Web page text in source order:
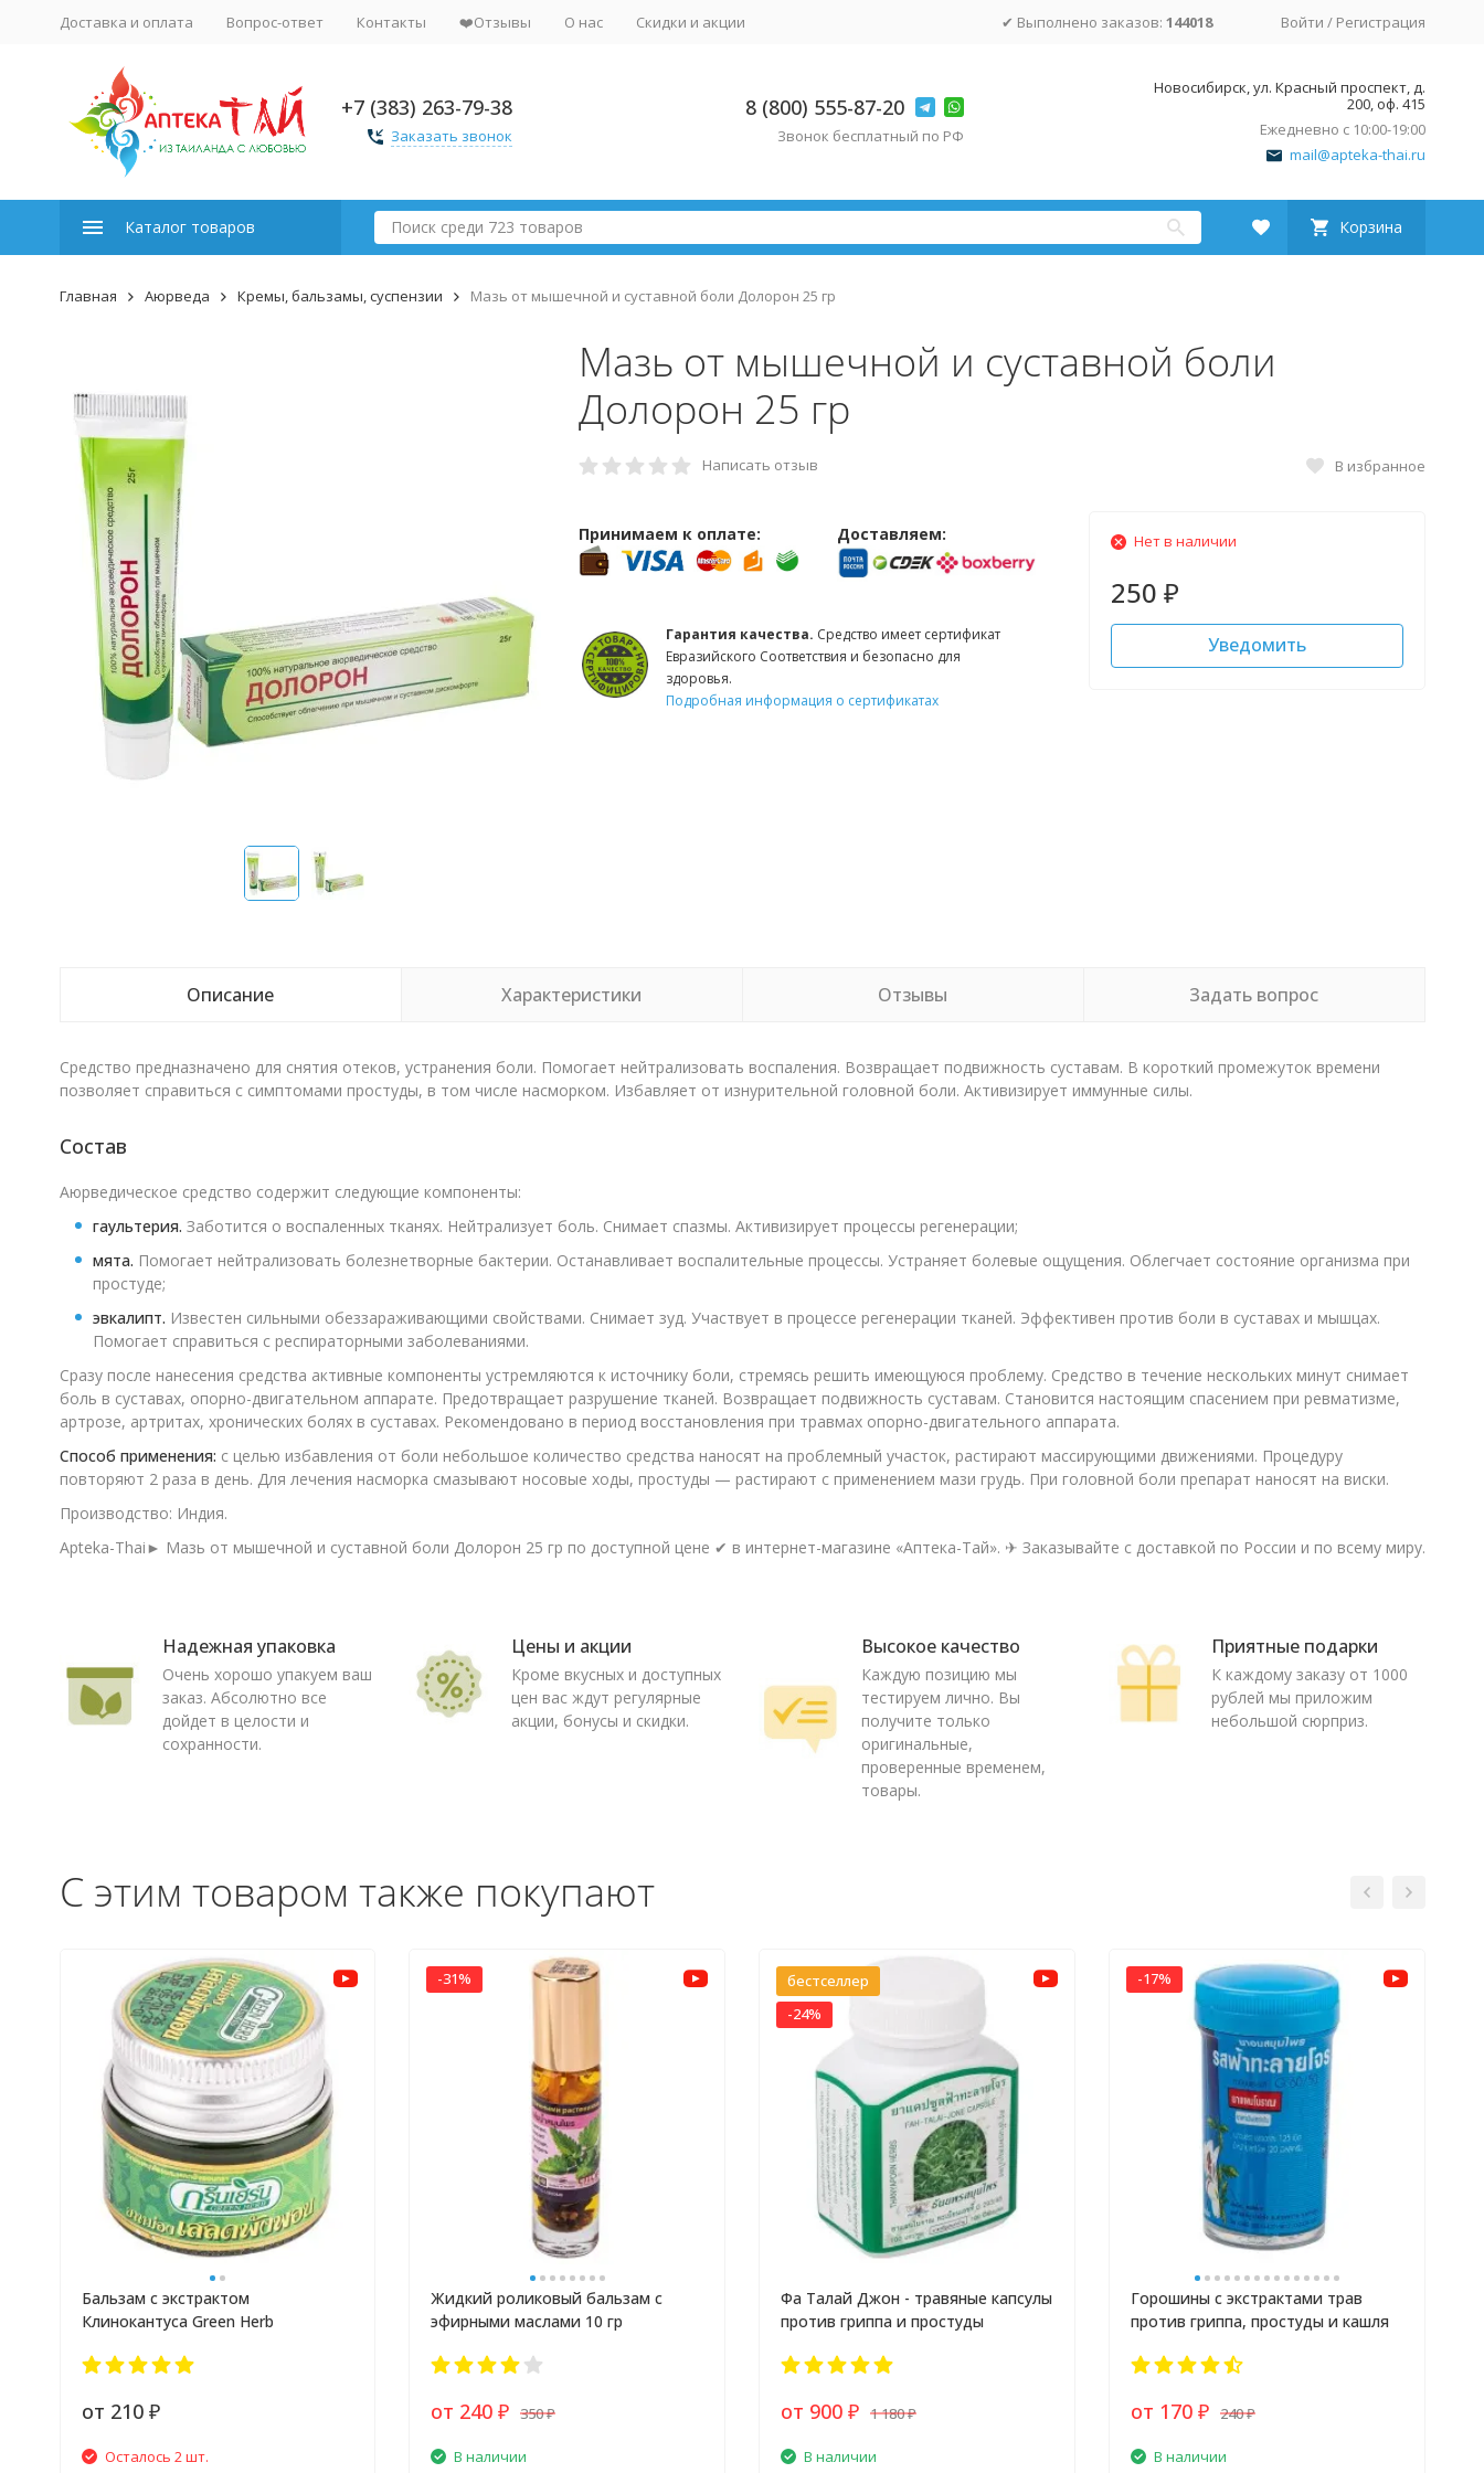
Доставка и оплата Вопрос-ответ Контакты ❤️Отзывы О нас Скидки и акции ✔ Выполнено заказов: 144018 Войти / Регистрация
+7 (383) 263-79-38
Заказать звонок
8 (800) 555-87-20
Звонок бесплатный по РФ
Новосибирск, ул. Красный проспект, д.
200, оф. 415
Ежедневно с 10:00-19:00
mail@apteka-thai.ru
Каталог товаров Корзина
Главная Аюрведа Кремы, бальзамы, суспензии Мазь от мышечной и суставной боли Долорон 25 гр
Мазь от мышечной и суставной боли
Долорон 25 гр
Написать отзыв В избранное
Принимаем к оплате: Доставляем:
Гарантия качества. Средство имеет сертификат
Евразийского Соответствия и безопасно для
здоровья.
Подробная информация о сертификатах
Нет в наличии
250 ₽
Уведомить
Описание Характеристики Отзывы Задать вопрос
Средство предназначено для снятия отеков, устранения боли. Помогает нейтрализовать воспаления. Возвращает подвижность суставам. В короткий промежуток времени
позволяет справиться с симптомами простуды, в том числе насморком. Избавляет от изнурительной головной боли. Активизирует иммунные силы.
Состав
Аюрведическое средство содержит следующие компоненты:
гаультерия. Заботится о воспаленных тканях. Нейтрализует боль. Снимает спазмы. Активизирует процессы регенерации;
мята. Помогает нейтрализовать болезнетворные бактерии. Останавливает воспалительные процессы. Устраняет болевые ощущения. Облегчает состояние организма при
простуде;
эвкалипт. Известен сильными обеззараживающими свойствами. Снимает зуд. Участвует в процессе регенерации тканей. Эффективен против боли в суставах и мышцах.
Помогает справиться с респираторными заболеваниями.
Сразу после нанесения средства активные компоненты устремляются к источнику боли, стремясь решить имеющуюся проблему. Средство в течение нескольких минут снимает
боль в суставах, опорно-двигательном аппарате. Предотвращает разрушение тканей. Возвращает подвижность суставам. Становится настоящим спасением при ревматизме,
артрозе, артритах, хронических болях в суставах. Рекомендовано в период восстановления при травмах опорно-двигательного аппарата.
Способ применения: с целью избавления от боли небольшое количество средства наносят на проблемный участок, растирают массирующими движениями. Процедуру
повторяют 2 раза в день. Для лечения насморка смазывают носовые ходы, простуды — растирают с применением мази грудь. При головной боли препарат наносят на виски.
Производство: Индия.
Apteka-Thai► Мазь от мышечной и суставной боли Долорон 25 гр по доступной цене ✔ в интернет-магазине «Аптека-Тай». ✈ Заказывайте с доставкой по России и по всему миру.
Надежная упаковка
Очень хорошо упакуем ваш
заказ. Абсолютно все
дойдет в целости и
сохранности.
Цены и акции
Кроме вкусных и доступных
цен вас ждут регулярные
акции, бонусы и скидки.
Высокое качество
Каждую позицию мы
тестируем лично. Вы
получите только
оригинальные,
проверенные временем,
товары.
Приятные подарки
К каждому заказу от 1000
рублей мы приложим
небольшой сюрприз.
С этим товаром также покупают
Бальзам с экстрактом
Клинокантуса Green Herb
от 210 ₽
Осталось 2 шт.
-31%
Жидкий роликовый бальзам с
эфирными маслами 10 гр
от 240₽ 350₽
В наличии
бестселлер
-24%
Фа Талай Джон - травяные капсулы
против гриппа и простуды
от 900 ₽ 1 180₽
В наличии
-17%
Горошины с экстрактами трав
против гриппа, простуды и кашля
от 170 ₽ 240₽
В наличии